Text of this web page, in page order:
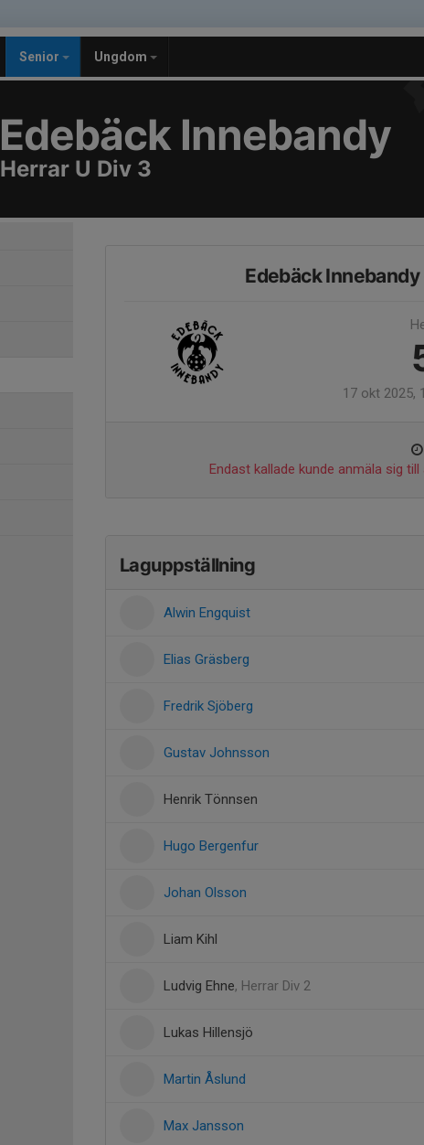
Senior Ungdom
Edebäck Innebandy
Herrar U Div 3
Edebäck
17 okt 2025,
Endast kallade kunde anmäla sig
Laguppställning
Alwin Engquist
Elias Gräsberg
Fredrik Sjöberg
Gustav Johnsson
Henrik Tönnsen
Hugo Bergenfur
Johan Olsson
Liam Kihl
Ludvig Ehne, Herrar Div 2
Lukas Hillensjö
Martin Åslund
Max Jansson